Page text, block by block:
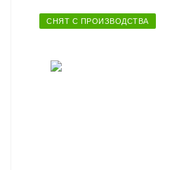
СНЯТ С ПРОИЗВОДСТВА